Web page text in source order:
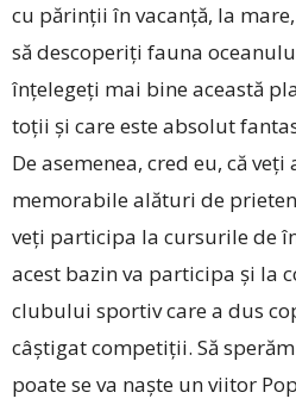
cu părinții în vacanță, la
să descoperiți fauna
înțelegeți mai bine această
toții și care este absolut
De asemenea, cred eu, că
memorabile alături de
veți participa la cursurile de
acest bazin va participa și la
clubului sportiv care a dus
câștigat competiții. Să
poate se va naște un viitor